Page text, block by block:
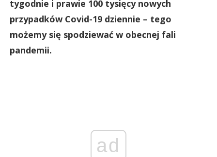
tygodnie i prawie 100 tysięcy nowych
przypadków Covid-19 dziennie – tego
możemy się spodziewać w obecnej fali
pandemii.
ad